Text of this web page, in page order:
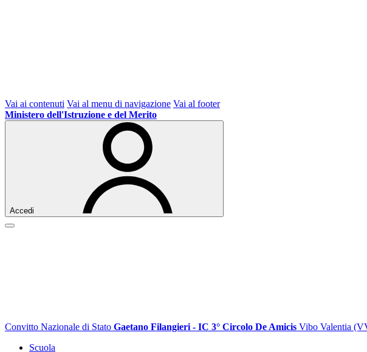
Vai ai contenuti Vai al menu di navigazione Vai al footer
Ministero dell'Istruzione e del Merito
Accedi
Convitto Nazionale di Stato Gaetano Filangieri - IC 3° Circolo De Amicis Vibo Valentia
Scuola